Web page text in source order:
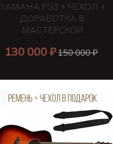
YAMAHA FG3 + ЧЕХОЛ +
ДОРАБОТКА В
МАСТЕРСКОЙ
130 000 ₽150 000 ₽